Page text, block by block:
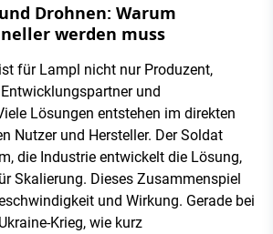
Drohnen: Warum
werden muss
für Lampl nicht nur Produzent,
und
Lösungen entstehen im direkten
Nutzer und Hersteller. Der Soldat
die Industrie entwickelt die Lösung,
Skalierung. Dieses Zusammenspiel
und Wirkung. Gerade bei
Krieg, wie kurz